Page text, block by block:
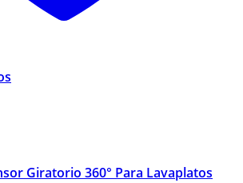
Giratorio 360° Para Lavaplatos